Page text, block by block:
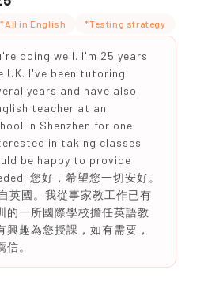
*All in English *Testing strategy
doing well. I'm 25 years
UK. I've been tutoring
years and have also
teacher at an
in Shenzhen for one
in taking classes
be happy to provide
您好，希望您一切安好。
英國。我從事家教工作已有
的一所國際學校擔任英語教
興趣為您授課，如有需要，
。